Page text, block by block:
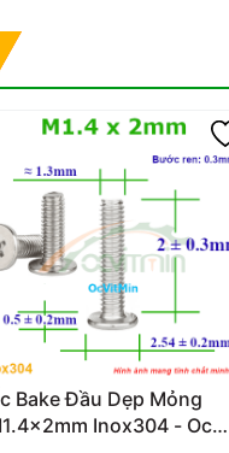
Bake Đầu Dẹp Mỏng
Inox304 - Oc